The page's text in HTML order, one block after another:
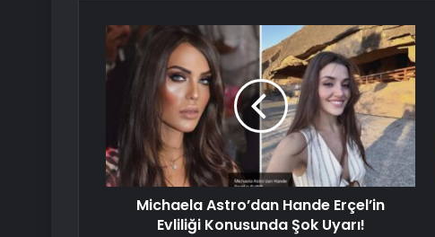
Michaela Astro’dan Hande Erçel’in
Evliliği Konusunda Şok Uyarı!